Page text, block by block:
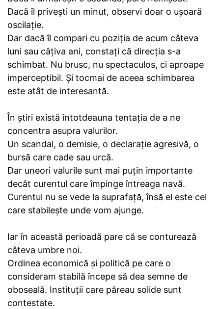
Dacă îl privești un minut, observi doar o ușoară
oscilație.
Dar dacă îl compari cu poziția de acum câteva
luni sau câțiva ani, constați că direcția s-a
schimbat. Nu brusc, nu spectaculos, ci aproape
imperceptibil. Și tocmai de aceea schimbarea
este atât de interesantă.
În știri există întotdeauna tentația de a ne
concentra asupra valurilor.
Un scandal, o demisie, o declarație agresivă, o
bursă care cade sau urcă.
Dar uneori valurile sunt mai puțin importante
decât curentul care împinge întreaga navă.
Curentul nu se vede la suprafață, însă el este cel
care stabilește unde vom ajunge.
Iar în această perioadă pare că se conturează
câteva umbre noi.
Ordinea economică și politică pe care o
consideram stabilă începe să dea semne de
oboseală. Instituții care păreau solide sunt
contestate.